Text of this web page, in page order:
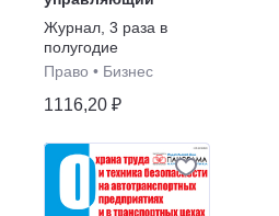
Журнал 3 раза в
полугодие
Право • Бизнес
1116,20 ₽